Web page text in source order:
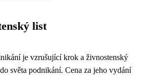
list
je vzrušující krok a živnostenský
světa podnikání. Cena za jeho vydání